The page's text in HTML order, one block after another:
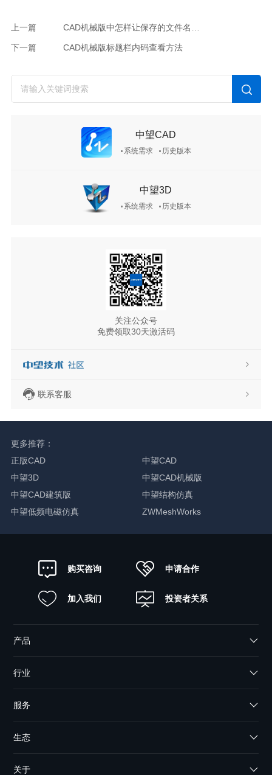
上一篇 CAD机械版中怎样让保存的文件名自动取自标题栏属性？
下一篇 CAD机械版标题栏内码查看方法
中望CAD
系统需求 历史版本
中望3D
系统需求 历史版本
关注公众号
免费领取30天激活码
联系客服
更多推荐：
正版CAD
中望CAD
中望3D
中望CAD机械版
中望CAD建筑版
中望结构仿真
中望低频电磁仿真
ZWMeshWorks
购买咨询 申请合作
加入我们 投资者关系
产品
行业
服务
生态
关于